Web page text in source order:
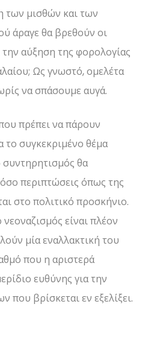
των μισθών και των
άραγε θα βρεθούν οι
αύξηση της φορολογίας
Ως γνωστό, ομελέτα
να σπάσουμε αυγά.
πρέπει να πάρουν
το συγκεκριμένο θέμα
θα
περιπτώσεις όπως της
στο πολιτικό προσκήνιο.
είναι πλέον
μία εναλλακτική του
που η αριστερά
ευθύνης για την
που βρίσκεται εν εξελίξει.